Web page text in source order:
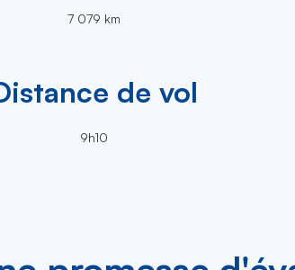
7 079 km
de vol
9h10